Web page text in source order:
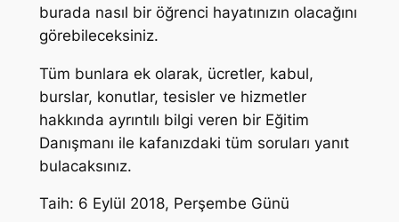
burada nasıl bir öğrenci hayatınızın olacağını
görebileceksiniz.
Tüm bunlara ek olarak, ücretler, kabul,
burslar, konutlar, tesisler ve hizmetler
hakkında ayrıntılı bilgi veren bir Eğitim
Danışmanı ile kafanızdaki tüm soruları yanıt
bulacaksınız.
Taih: 6 Eylül 2018, Perşembe Günü